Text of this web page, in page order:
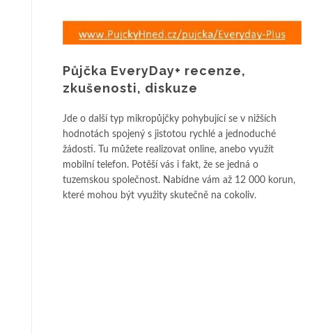
Půjčka EveryDay+ recenze,
zkušenosti, diskuze
Jde o další typ mikropůjčky pohybující se v nižších
hodnotách spojený s jistotou rychlé a jednoduché
žádosti. Tu můžete realizovat online, anebo využít
mobilní telefon. Potěší vás i fakt, že se jedná o
tuzemskou společnost. Nabídne vám až 12 000 korun,
které mohou být využity skutečně na cokoliv.